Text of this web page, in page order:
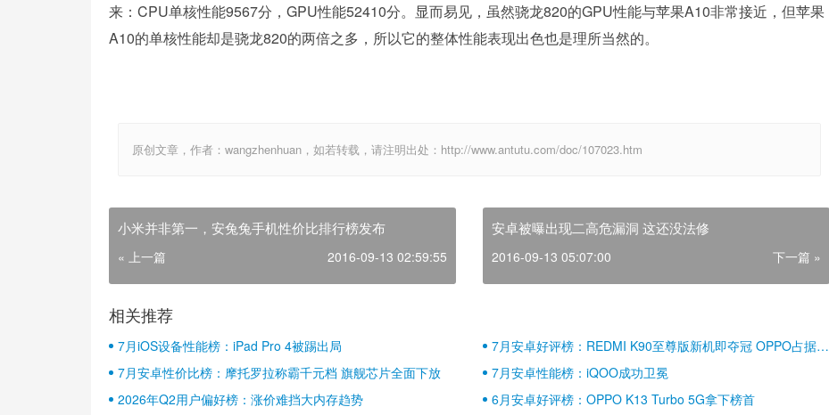
来：CPU单核性能9567分，GPU性能52410分。显而易见，虽然骁龙820的GPU性能与苹果A10非常接近，但苹果
A10的单核性能却是骁龙820的两倍之多，所以它的整体性能表现出色也是理所当然的。
原创文章，作者：wangzhenhuan，如若转载，请注明出处：http://www.antutu.com/doc/107023.htm
小米并非第一，安兔兔手机性价比排行榜发布
« 上一篇 2016-09-13 02:59:55
安卓被曝出现二高危漏洞 这还没法修
2016-09-13 05:07:00 下一篇 »
相关推荐
7月iOS设备性能榜：iPad Pro 4被踢出局
7月安卓好评榜：REDMI K90至尊版新机即夺冠 OPPO占据半
壁江山
7月安卓性价比榜：摩托罗拉称霸千元档 旗舰芯片全面下放
7月安卓性能榜：iQOO成功卫冕
2026年Q2用户偏好榜：涨价难挡大内存趋势
6月安卓好评榜：OPPO K13 Turbo 5G拿下榜首